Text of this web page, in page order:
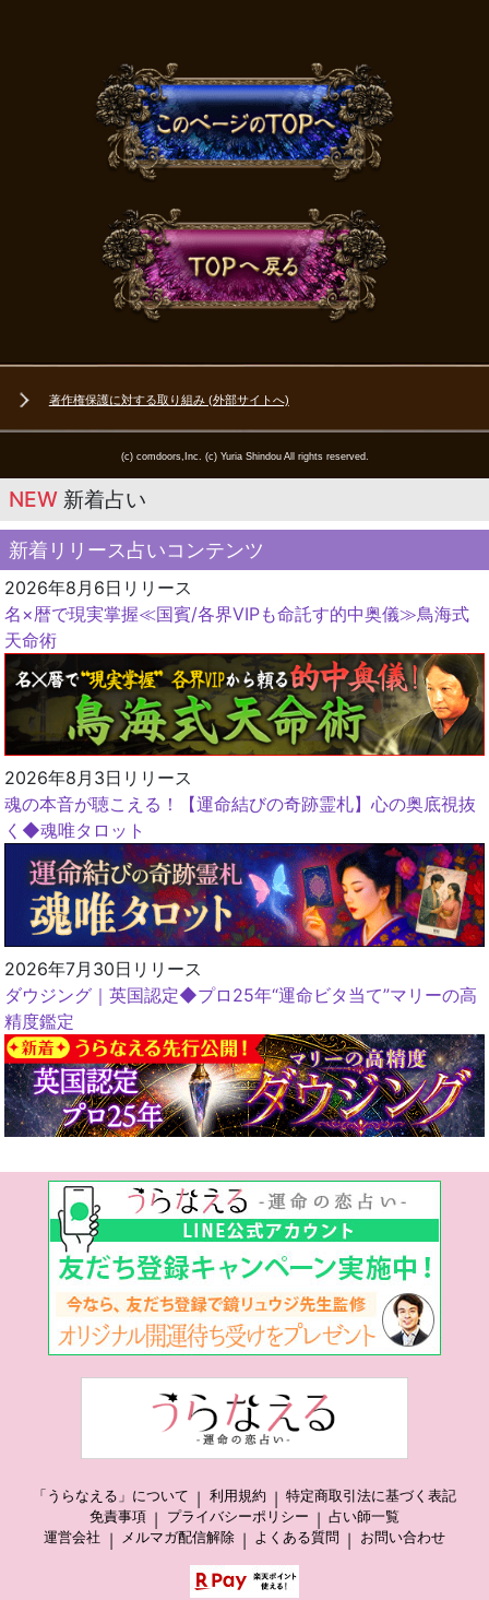
著作権保護に対する取り組み (外部サイトへ)
(c) comdoors,Inc. (c) Yuria Shindou All rights reserved.
NEW 新着占い
新着リリース占いコンテンツ
2026年8月6日リリース
名×暦で現実掌握≪国賓/各界VIPも命託す的中奥儀≫鳥海式
天命術
2026年8月3日リリース
魂の本音が聴こえる！【運命結びの奇跡霊札】心の奥底視抜
く◆魂唯タロット
2026年7月30日リリース
ダウジング｜英国認定◆プロ25年“運命ビタ当て”マリーの高
精度鑑定
「うらなえる」について 利用規約
特定商取引法に基づく表記
免責事項
プライバシーポリシー
占い師一覧
運営会社
メルマガ配信解除 よくある質問 お問い合わせ